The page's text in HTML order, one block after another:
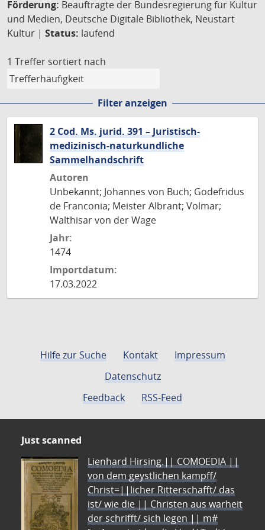
Förderung: Beauftragte der Bundesregierung für Kultur
und Medien, Deutsche Digitale Bibliothek, Neustart
Kultur | Status: laufend
1 Treffer sortiert nach
Filter anzeigen
2 Cod. Ms. jurid. 391 – Juristisch-
medizinisch-naturkundliche
Sammelhandschrift
Autoren
Unbekannt; Johannes von Buch; Godefridus
de Franconia; Meister Albrant; Volmar;
Walthisar von der Wage
Jahr:
1474
Importdatum:
17.03.2022
Hilfe zur Suche Kontakt
Impressum
Datenschutz
Feedback
RSS-Feed
Just scanned
Lienhard Hirsing.|| COMOEDIA ||
von dem geystlichen kampff/
Christ=||licher Ritterschafft/ das
ist/ wie die || Christen aus warheit
der schrifft/ sich legen || m#